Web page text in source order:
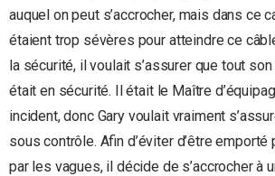
auquel on peut s’accrocher, mais dans ce
étaient trop sévères pour atteindre ce
la sécurité, il voulait s’assurer que tout
était en sécurité. Il était le Maître
incident, donc Gary voulait vraiment
sous contrôle. Afin d’éviter d’être
par les vagues, il décide de s’accrocher à